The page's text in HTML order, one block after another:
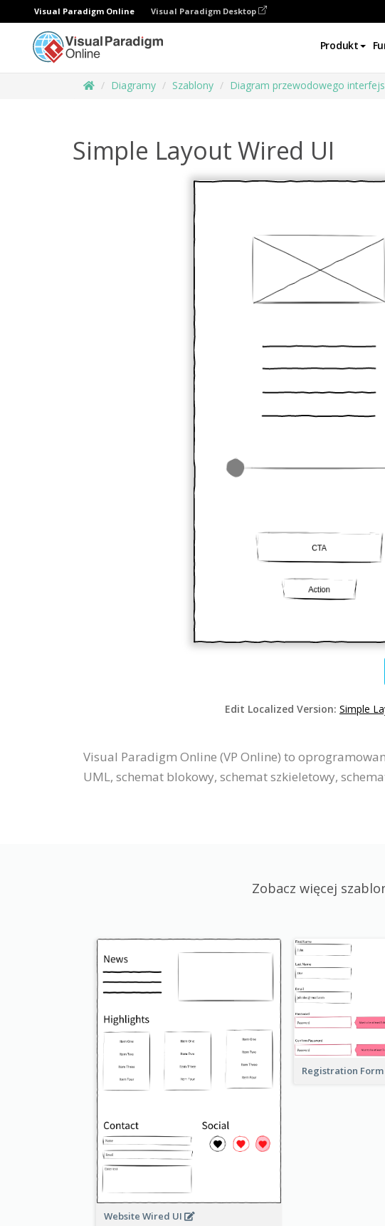
Visual Paradigm Online Visual Paradigm Desktop
Produkt
Diagramy Szablony Diagram przewodowego
Simple Layout Wired UI
Edit Localized Version: Simple
Visual Paradigm Online (VP Online) to
UML, schemat blokowy, schemat szkieletowy,
Zobacz więcej
Website Wired UI
Registration Form